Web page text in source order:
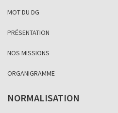
MOT DU DG
PRÉSENTATION
NOS MISSIONS
ORGANIGRAMME
NORMALISATION